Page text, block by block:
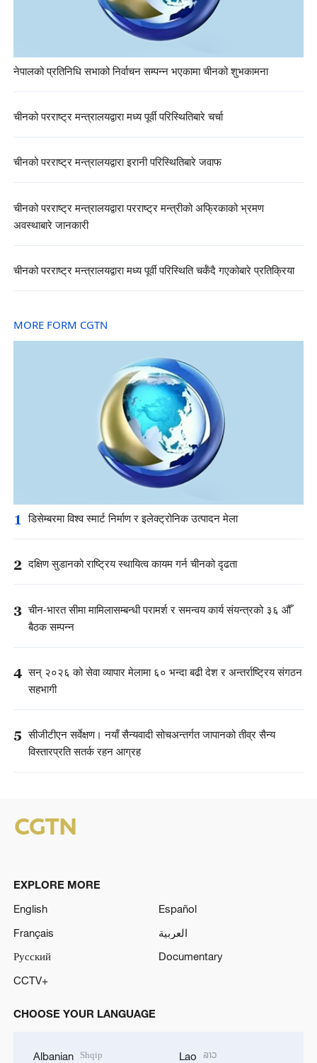
नेपालको प्रतिनिधि सभाको निर्वाचन सम्पन्न भएकामा चीनको शुभकामना
चीनको परराष्ट्र मन्त्रालयद्वारा मध्य पूर्वी परिस्थितिबारे चर्चा
चीनको परराष्ट्र मन्त्रालयद्वारा इरानी परिस्थितिबारे जवाफ
चीनको परराष्ट्र मन्त्रालयद्वारा परराष्ट्र मन्त्रीको अफ्रिकाको भ्रमण
अवस्थाबारे जानकारी
चीनको परराष्ट्र मन्त्रालयद्वारा मध्य पूर्वी परिस्थिति चर्कँदै गएकोबारे प्रतिक्रिया
MORE FORM CGTN
1 डिसेम्बरमा विश्व स्मार्ट निर्माण र इलेक्ट्रोनिक उत्पादन मेला
2 दक्षिण सुडानको राष्ट्रिय स्थायित्व कायम गर्न चीनको दृढता
3 चीन-भारत सीमा मामिलासम्बन्धी परामर्श र समन्वय कार्य संयन्त्रको ३६ औँ
बैठक सम्पन्न
4 सन् २०२६ को सेवा व्यापार मेलामा ६० भन्दा बढी देश र अन्तर्राष्ट्रिय संगठन
सहभागी
5 सीजीटीएन सर्वेक्षण। नयाँ सैन्यवादी सोचअन्तर्गत जापानको तीव्र सैन्य
विस्तारप्रति सतर्क रहन आग्रह
EXPLORE MORE
English
Español
Français
العربية
Русский
Documentary
CCTV+
CHOOSE YOUR LANGUAGE
Albanian Shqip Lao ລາວ